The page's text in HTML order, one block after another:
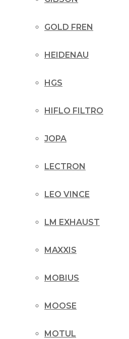
GOLD FREN
HEIDENAU
HGS
HIFLO FILTRO
JOPA
LECTRON
LEO VINCE
LM EXHAUST
MAXXIS
MOBIUS
MOOSE
MOTUL